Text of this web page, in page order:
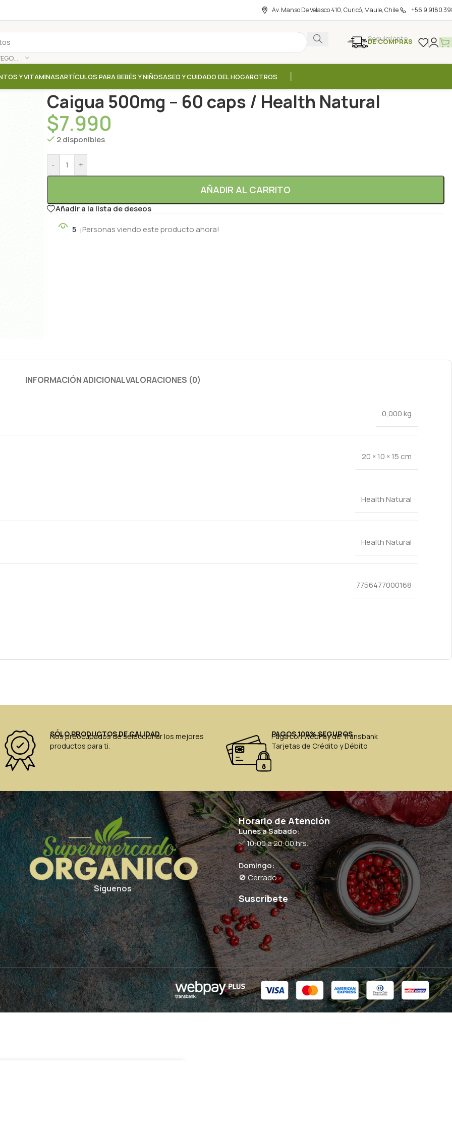
Av. Manso De Velasco 410, Curicó, Maule, Chile +56 9 9180
SELECCIONAR CATEGORÍA
Seguimiento
DE COMPRAS
Y VITAMINASARTÍCULOS PARA BEBÉS Y NIÑOSASEO Y CUIDADO DEL HOGAROTROS
Caigua 500mg – 60 caps / Health Natural
$7.990
2 disponibles
- +
AÑADIR AL CARRITO
Añadir a la lista de deseos
5 ¡Personas viendo este producto ahora!
INFORMACIÓN ADICIONALVALORACIONES (0)
0,000 kg
20 × 10 × 15 cm
Health Natural
Health Natural
7756477000168
SÓLO PRODUCTOS DE CALIDAD
Nos preocupados de seleccionar los mejores
productos para ti.
PAGOS 100% SEGUROS
Paga con WebPay de Transbank
Tarjetas de Crédito y Débito
Síguenos
Horario de Atención
Lunes a Sabado:
✅ 10:00 a 20:00 hrs.
Domingo:
🚫 Cerrado
Suscríbete